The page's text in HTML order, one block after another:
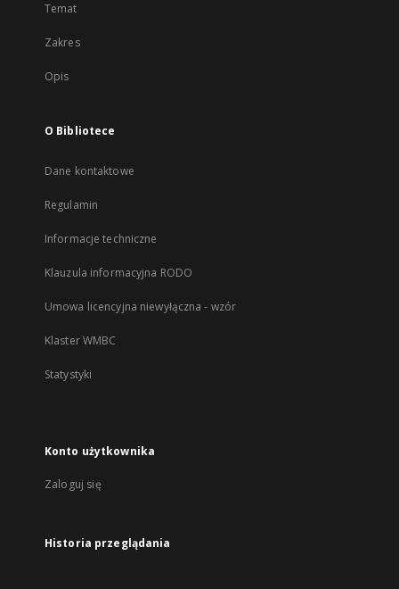
Temat
Zakres
Opis
O Bibliotece
Dane kontaktowe
Regulamin
Informacje techniczne
Klauzula informacyjna RODO
Umowa licencyjna niewyłączna - wzór
Klaster WMBC
Statystyki
Konto użytkownika
Zaloguj się
Historia przeglądania